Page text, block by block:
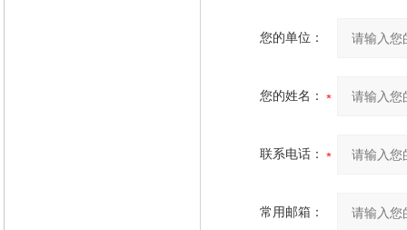
您的单位：
您的姓名：
联系电话：
常用邮箱：